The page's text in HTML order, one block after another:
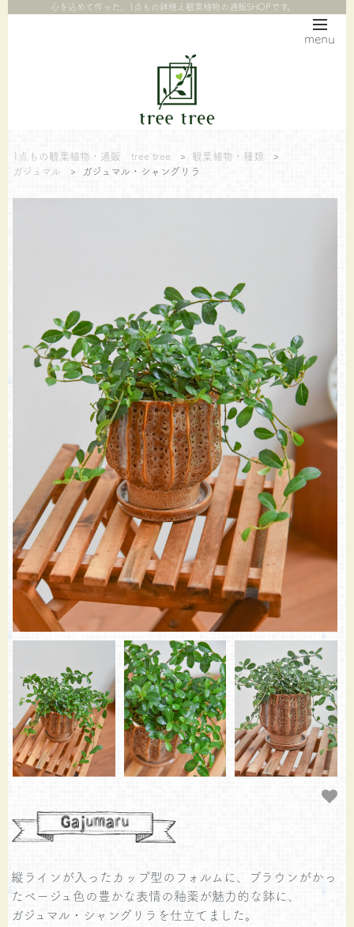
menu
心を込めて作った、1点もの鉢植え観葉植物の通販SHOPです。
1点もの観葉植物・通販 tree tree > 観葉植物・種類
>
ガジュマル
> ガジュマル・シャングリラ
縦ラインが入ったカップ型のフォルムに、ブラウンがかっ
たベージュ色の豊かな表情の釉薬が魅力的な鉢に、
ガジュマル・シャングリラを仕立てました。